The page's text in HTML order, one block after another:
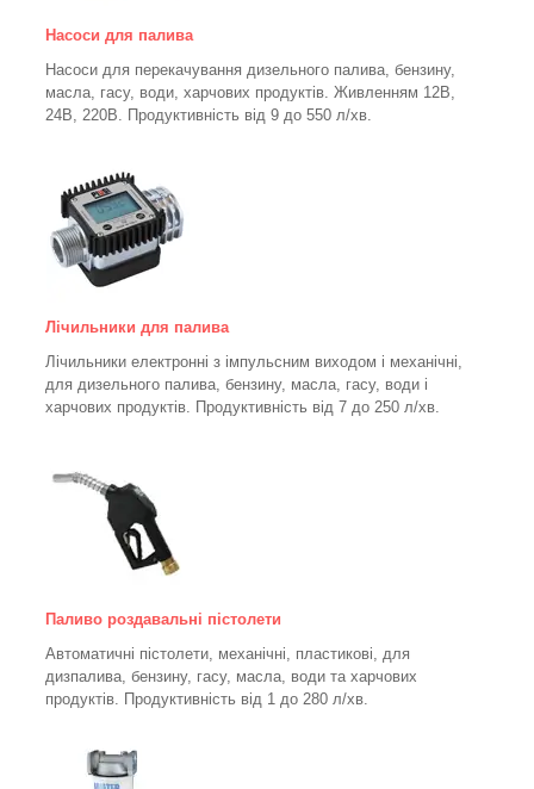
Насоси для палива
Насоси для перекачування дизельного палива, бензину,
масла, гасу, води, харчових продуктів. Живленням 12В,
24В, 220В. Продуктивність від 9 до 550 л/хв.
Лічильники для палива
Лічильники електронні з імпульсним виходом і механічні,
для дизельного палива, бензину, масла, гасу, води і
харчових продуктів. Продуктивність від 7 до 250 л/хв.
Паливо роздавальні пістолети
Автоматичні пістолети, механічні, пластикові, для
дизпалива, бензину, гасу, масла, води та харчових
продуктів. Продуктивність від 1 до 280 л/хв.